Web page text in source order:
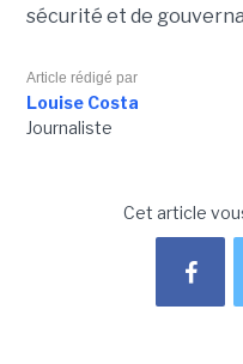
sécurité et de
Article rédigé par
Louise Costa
Journaliste
Cet article